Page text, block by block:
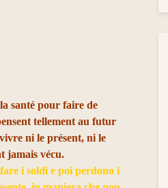
santé pour faire de
tellement au futur
ni le présent, ni le
jamais vécu.
i soldi e poi perdono i